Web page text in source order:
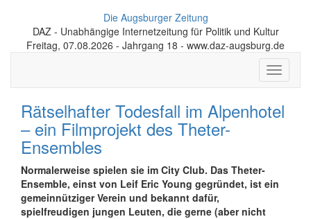
Die Augsburger Zeitung
DAZ - Unabhängige Internetzeitung für Politik und Kultur
Freitag, 07.08.2026 - Jahrgang 18 - www.daz-augsburg.de
Toggle
Rätselhafter Todesfall im Alpenhotel
– ein Filmprojekt des Theter-
Ensembles
Normalerweise spielen sie im City Club. Das Theter-
Ensemble, einst von Leif Eric Young gegründet, ist ein
gemeinnütziger Verein und bekannt dafür,
spielfreudigen jungen Leuten, die gerne (aber nicht